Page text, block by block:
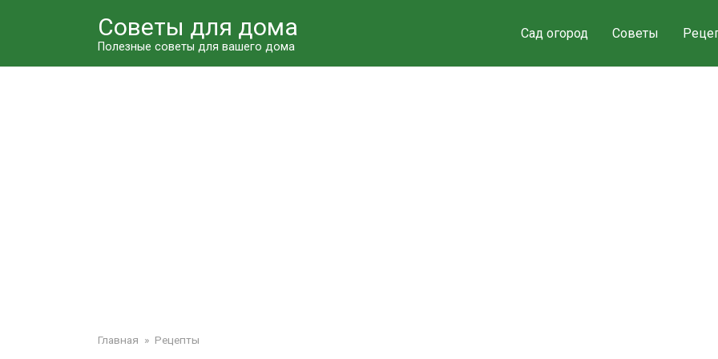
Советы для дома
Полезные советы для вашего дома
Сад огород Советы
Главная » Рецепты